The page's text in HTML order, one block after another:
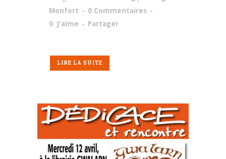
Monfort
0 Commentaires
0 J'aime Partager
LIRE LA SUITE